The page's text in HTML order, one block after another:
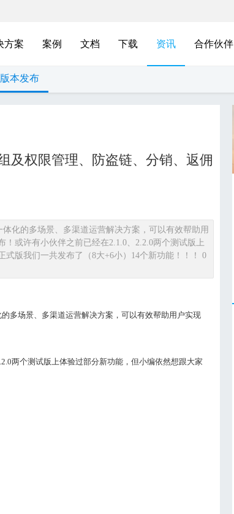
方案 案例 文档 下载 资讯 合作伙伴
版本发布
及权限管理、防盗链、分销、返佣
化的多场景、多渠道运营解决方案，可以有效帮助用
或许有小伙伴之前已经在2.1.0、2.2.0两个测试版上
版我们一共发布了（8大+6小）14个新功能！！！ 0
多场景、多渠道运营解决方案，可以有效帮助用户实现
两个测试版上体验过部分新功能，但小编依然想跟大家